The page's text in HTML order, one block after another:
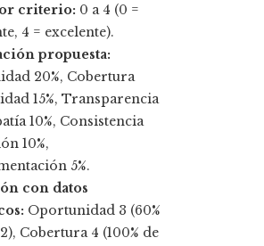
criterio: 0 a 4 (0 =
4 = excelente).
propuesta:
20%, Cobertura
15%, Transparencia
10%, Consistencia
10%,
5%.
con datos
Oportunidad 3 (60%
Cobertura 4 (100% de